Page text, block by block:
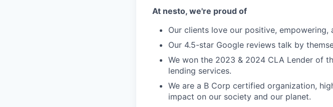
At nesto, we're proud of
Our clients love our positive,
Our 4.5-star Google reviews talk by
We won the 2023 & 2024 CLA Lender of
lending services.
We are a B Corp certified organization,
impact on our society and our planet.